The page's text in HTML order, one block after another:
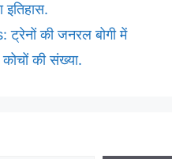
इतिहास.
की जनरल बोगी में
की संख्या.